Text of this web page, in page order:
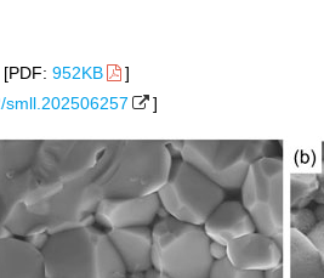
952KB
]
smll.202506257 ]